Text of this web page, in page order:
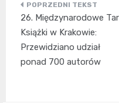
Nawigacja
wpisu
26. Międzynarodowe
Książki w Krakowie:
Przewidziano udział
ponad 700 autorów